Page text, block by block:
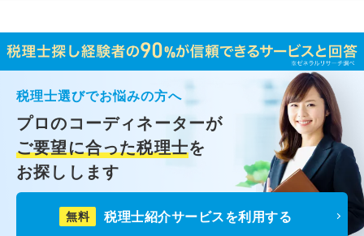
税理士選びでお悩みの方へ
プロのコーディネーターが
ご要望に合った税理士を
お探しします
無料 税理士紹介サービスを利用する